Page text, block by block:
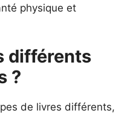
physique et
différents
?
de livres différents,